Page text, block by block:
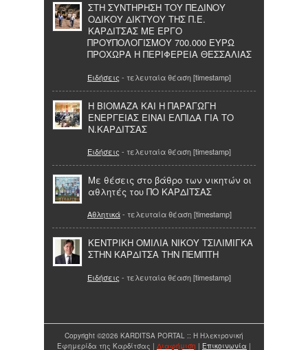
ΣΤΗ ΣΥΝΤΗΡΗΣΗ ΤΟΥ ΠΕΔΙΝΟΥ
ΟΔΙΚΟΥ ΔΙΚΤΥΟΥ ΤΗΣ Π.Ε.
ΚΑΡΔΙΤΣΑΣ ΜΕ ΕΡΓΟ
ΠΡΟΫΠΟΛΟΓΙΣΜΟΥ 700.000 ΕΥΡΩ
ΠΡΟΧΩΡΑ Η ΠΕΡΙΦΕΡΕΙΑ ΘΕΣΣΑΛΙΑΣ
Ειδήσεις - τελευταία θέαση [timestamp]
Η ΒΙΟΜΑΖΑ ΚΑΙ Η ΠΑΡΑΓΩΓΗ
ΕΝΕΡΓΕΙΑΣ ΕΙΝΑΙ ΕΛΠΙΔΑ ΓΙΑ ΤΟ
Ν.ΚΑΡΔΙΤΣΑΣ
Ειδήσεις - τελευταία θέαση [timestamp]
Με θέσεις στο βάθρο των νικητών οι
αθλητές του ΠΟ ΚΑΡΔΙΤΣΑΣ
Αθλητικά- τελευταία θέαση [timestamp]
ΚΕΝΤΡΙΚΗ ΟΜΙΛΙΑ ΝΙΚΟΥ ΤΣΙΛΙΜΙΓΚΑ
ΣΤΗΝ ΚΑΡΔΙΤΣΑ ΤΗΝ ΠΕΜΠΤΗ
Ειδήσεις - τελευταία θέαση [timestamp]
Copyright ©2026 KARDITSA PORTAL :: Η Ηλεκτρονική
Εφημερίδα της Καρδίτσας | Διαφήμιση | Επικοινωνία |